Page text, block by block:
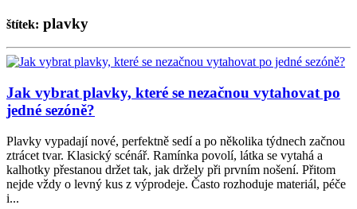
štítek: plavky
Jak vybrat plavky, které se nezačnou vytahovat po
jedné sezóně?
Plavky vypadají nové, perfektně sedí a po několika týdnech začnou
ztrácet tvar. Klasický scénář. Ramínka povolí, látka se vytahá a
kalhotky přestanou držet tak, jak držely při prvním nošení. Přitom
nejde vždy o levný kus z výprodeje. Často rozhoduje materiál, péče
i...